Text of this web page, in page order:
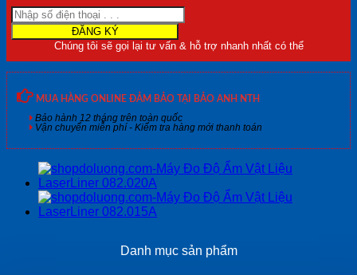
082.332A
lượngChúng tôi sẽ gọi lại tư vấn & hỗ trợ nhanh nhất có thể
MUA HÀNG ONLINE ĐẢM BẢO TẠI BẢO ANH NTH
Bảo hành 12 tháng trên toàn quốc
Vận chuyển miễn phí - Kiểm tra hàng mới thanh toán
Danh mục sản phẩm